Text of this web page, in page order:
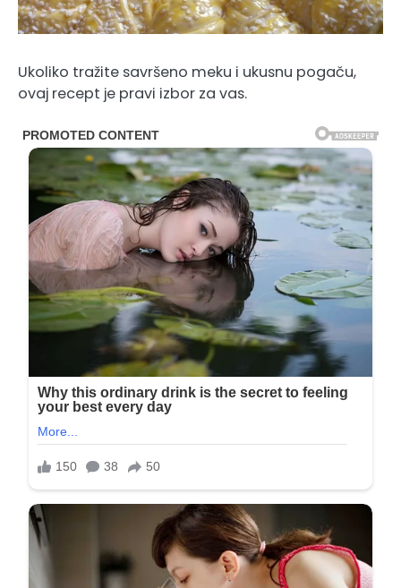
Ukoliko tražite savršeno meku i ukusnu pogaču,
ovaj recept je pravi izbor za vas.